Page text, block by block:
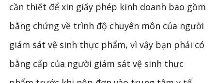
cần thiết để xin giấy phép kinh doanh bao gồm
bằng chứng về trình độ chuyên môn của người
giám sát vệ sinh thực phẩm, vì vậy bạn phải có
bằng cấp của người giám sát vệ sinh thực